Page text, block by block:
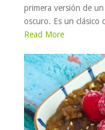
primera versión de
oscuro. Es un clásico
Read More